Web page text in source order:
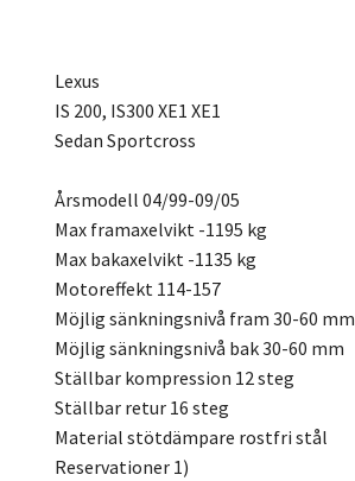
Lexus
IS 200, IS300 XE1 XE1
Sedan Sportcross
Årsmodell 04/99-09/05
Max framaxelvikt -1195 kg
Max bakaxelvikt -1135 kg
Motoreffekt 114-157
Möjlig sänkningsnivå fram 30-60 mm
Möjlig sänkningsnivå bak 30-60 mm
Ställbar kompression 12 steg
Ställbar retur 16 steg
Material stötdämpare rostfri stål
Reservationer 1)